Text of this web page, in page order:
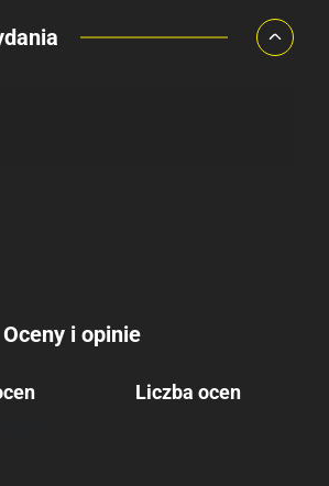
Oceny i opinie
Liczba ocen